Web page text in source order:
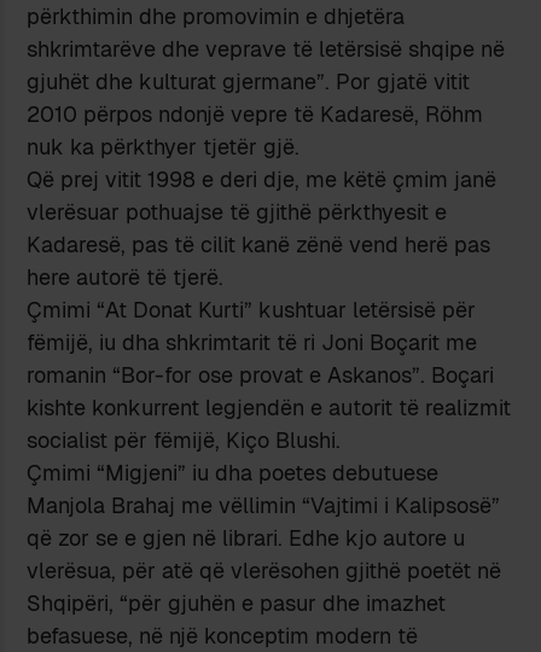
përkthimin dhe promovimin e dhjetëra
shkrimtarëve dhe veprave të letërsisë shqipe në
gjuhët dhe kulturat gjermane”. Por gjatë vitit
2010 përpos ndonjë vepre të Kadaresë, Röhm
nuk ka përkthyer tjetër gjë.
Që prej vitit 1998 e deri dje, me këtë çmim janë
vlerësuar pothuajse të gjithë përkthyesit e
Kadaresë, pas të cilit kanë zënë vend herë pas
here autorë të tjerë.
Çmimi “At Donat Kurti” kushtuar letërsisë për
fëmijë, iu dha shkrimtarit të ri Joni Boçarit me
romanin “Bor-for ose provat e Askanos”. Boçari
kishte konkurrent legjendën e autorit të realizmit
socialist për fëmijë, Kiço Blushi.
Çmimi “Migjeni” iu dha poetes debutuese
Manjola Brahaj me vëllimin “Vajtimi i Kalipsosë”
që zor se e gjen në librari. Edhe kjo autore u
vlerësua, për atë që vlerësohen gjithë poetët në
Shqipëri, “për gjuhën e pasur dhe imazhet
befasuese, në një konceptim modern të